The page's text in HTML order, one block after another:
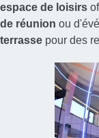
espace de loisirs
de réunion ou
terrasse pour des